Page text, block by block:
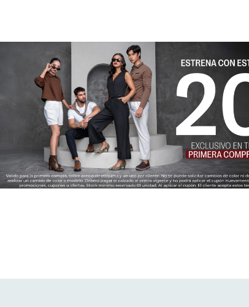
Dirección de email
Escribe un comentario